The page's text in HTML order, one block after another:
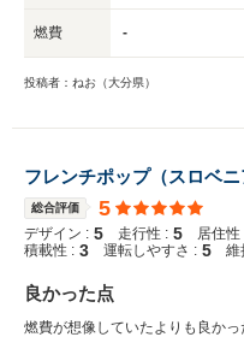
燃費 -
投稿者：ねお（大分県）
フレンチポップ（スロベニ
総合評価 5
デザイン : 5 走行性 : 5 居住性
積載性 : 3 運転しやすさ : 5 維
良かった点
燃費が想像していたよりも良か